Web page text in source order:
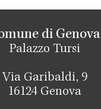
di Genova
Palazzo Tursi
Via Garibaldi, 9
16124 Genova